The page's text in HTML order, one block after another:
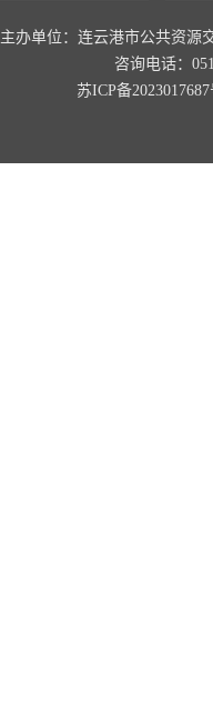
主办单位：连云港市公共资源
咨询电话：
苏ICP备